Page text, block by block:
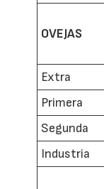
OVEJAS
Extra
Primera
Segunda
Industria